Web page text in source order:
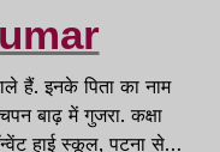
हैं. इनके पिता का नाम
बाढ़ में गुजरा. कक्षा
हाई स्कूल, पटना से